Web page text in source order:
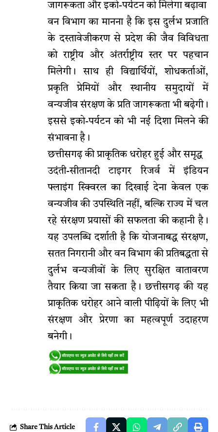
जागरूकता और इको-पर्यटन को मिलेगा बढ़ावा
वन विभाग का मानना है कि इस दुर्लभ प्रजाति
के दस्तावेजीकरण से प्रदेश की जैव विविधता
को राष्ट्रीय और अंतर्राष्ट्रीय स्तर पर पहचान
मिलेगी। साथ ही विद्यार्थियों, शोधकर्ताओं,
प्रकृति प्रेमियों और स्थानीय समुदायों में
वन्यजीव संरक्षण के प्रति जागरूकता भी बढ़ेगी।
इससे इको-पर्यटन को भी नई दिशा मिलने की
संभावना है।
छत्तीसगढ़ की प्राकृतिक धरोहर हुई और समृद्ध
उदंती-सीतानदी टाइगर रिजर्व में इंडियन
फ्लाइंग स्क्विरल का दिखाई देना केवल एक
वन्यजीव की उपस्थिति नहीं, बल्कि राज्य में चल
रहे संरक्षण प्रयासों की सफलता की कहानी है।
यह उपलब्धि दर्शाती है कि योजनाबद्ध संरक्षण,
सतत निगरानी और वन विभाग की प्रतिबद्धता से
दुर्लभ वन्यजीवों के लिए सुरक्षित वातावरण
तैयार किया जा सकता है। छत्तीसगढ़ की यह
प्राकृतिक धरोहर आने वाली पीढ़ियों के लिए भी
संरक्षण और प्रेरणा का महत्वपूर्ण उदाहरण
बनेगी।
Share This Article